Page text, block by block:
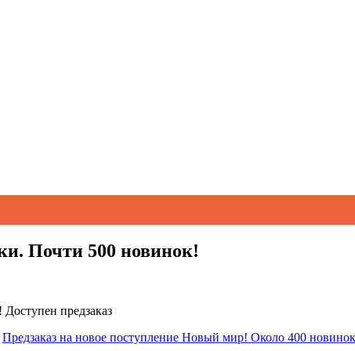
Почти 500 новинок!
предзаказ
Предзаказ на новое поступление Новый мир! Около 400 новинок